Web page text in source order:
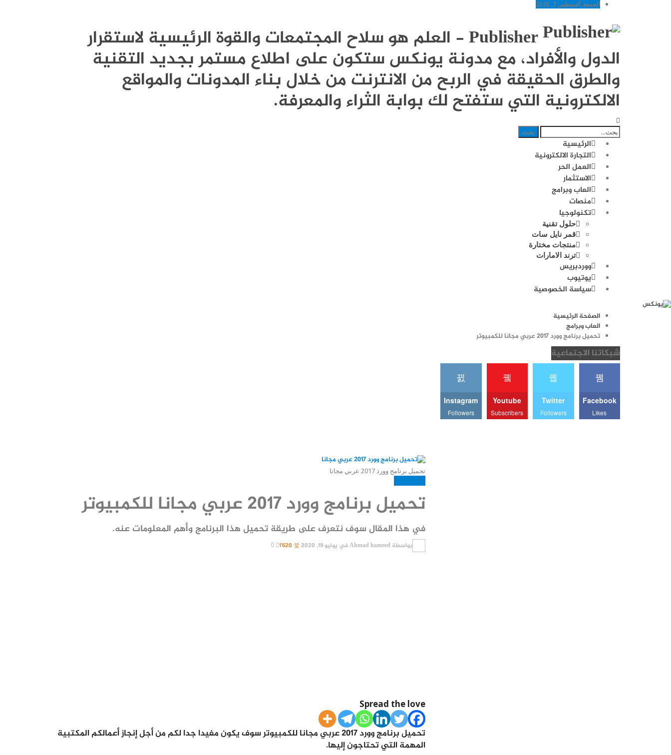
الجمعة, أغسطس 7, 2026
Publisher - العلم هو سلاح المجتمعات والقوة الرئيسية لاستقرار
الدول والأفراد، مع مدونة يونكس ستكون على اطلاع مستمر بجديد التقنية
والطرق الحقيقة في الربح من الانترنت من خلال بناء المدونات والمواقع
الالكترونية التي ستفتح لك بوابة الثراء والمعرفة.
الرئيسية
التجارة الالكترونية
العمل الحر
الاستثمار
العاب وبرامج
منصات
تكنولوجيا
حلول تقنية
قمر نايل سات
منتجات مختارة
ترند الامارات
ووردبريس
يوتيوب
سياسة الخصوصية
الصفحة الرئيسية
العاب وبرامج
تحميل برنامج وورد 2017 عربي مجانا للكمبيوتر
تحميل برنامج وورد 2017 عربي مجانا
تحميل برنامج وورد 2017 عربي مجانا للكمبيوتر
في هذا المقال سوف نتعرف على طريقة تحميل هذا البرنامج وأهم المعلومات عنه.
بواسطة Ahmad hameedفي يوليو 19, 2020
Spread the love
تحميل برنامج وورد 2017 عربي مجانا للكمبيوتر سوف يكون مفيدا جدا لكم من أجل إنجاز أعمالكم المكتبية
المهمة التي تحتاجون إليها.
شبكاتنا الاجتماعية
Facebook
Likes
Twitter
Followers
Youtube
Subscribers
Instagram
Followers